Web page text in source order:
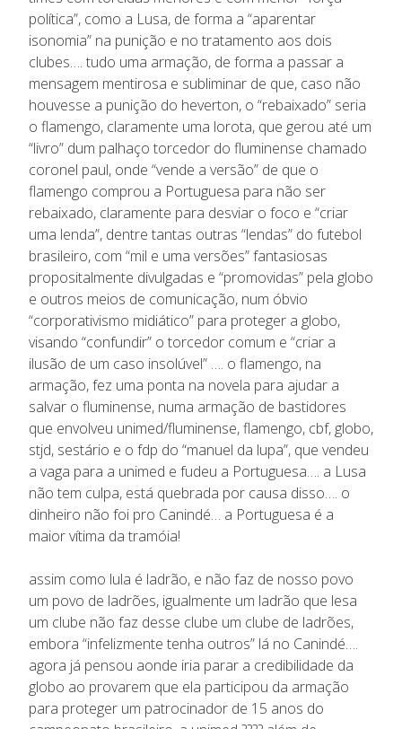
política”, como a Lusa, de forma a “aparentar
isonomia” na punição e no tratamento aos dois
clubes…. tudo uma armação, de forma a passar a
mensagem mentirosa e subliminar de que, caso não
houvesse a punição do heverton, o “rebaixado” seria
o flamengo, claramente uma lorota, que gerou até um
“livro” dum palhaço torcedor do fluminense chamado
coronel paul, onde “vende a versão” de que o
flamengo comprou a Portuguesa para não ser
rebaixado, claramente para desviar o foco e “criar
uma lenda”, dentre tantas outras “lendas” do futebol
brasileiro, com “mil e uma versões” fantasiosas
propositalmente divulgadas e “promovidas” pela globo
e outros meios de comunicação, num óbvio
“corporativismo midiático” para proteger a globo,
visando “confundir” o torcedor comum e “criar a
ilusão de um caso insolúvel” …. o flamengo, na
armação, fez uma ponta na novela para ajudar a
salvar o fluminense, numa armação de bastidores
que envolveu unimed/fluminense, flamengo, cbf, globo,
stjd, sestário e o fdp do “manuel da lupa”, que vendeu
a vaga para a unimed e fudeu a Portuguesa…. a Lusa
não tem culpa, está quebrada por causa disso…. o
dinheiro não foi pro Canindé… a Portuguesa é a
maior vítima da tramóia!
assim como lula é ladrão, e não faz de nosso povo
um povo de ladrões, igualmente um ladrão que lesa
um clube não faz desse clube um clube de ladrões,
embora “infelizmente tenha outros” lá no Canindé….
agora já pensou aonde iria parar a credibilidade da
globo ao provarem que ela participou da armação
para proteger um patrocinador de 15 anos do